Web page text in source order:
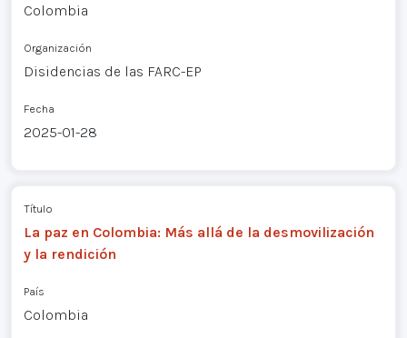
Colombia
Organización
Disidencias de las FARC-EP
Fecha
2025-01-28
Título
La paz en Colombia: Más allá de la desmovilización
y la rendición
País
Colombia